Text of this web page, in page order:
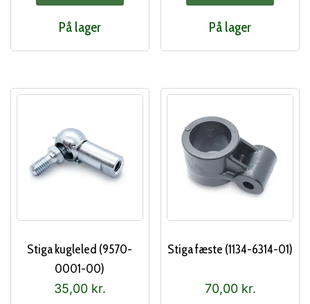
var:
120,00 kr..
På lager På lager
Stiga kugleled (9570-
0001-00)
35,00 kr.
Stiga fæste (1134-6314-01)
70,00 kr.